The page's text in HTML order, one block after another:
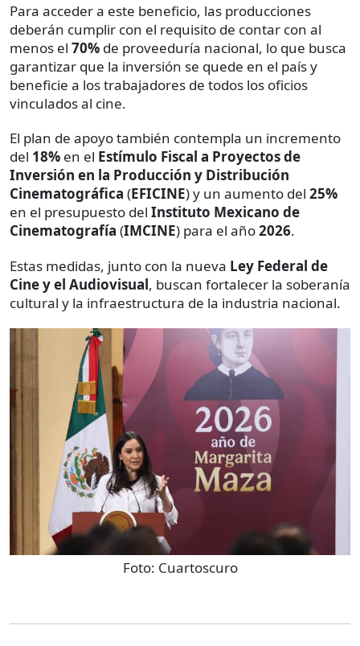
Para acceder a este beneficio, las producciones
deberán cumplir con el requisito de contar con al
menos el 70% de proveeduría nacional, lo que busca
garantizar que la inversión se quede en el país y
beneficie a los trabajadores de todos los oficios
vinculados al cine.
El plan de apoyo también contempla un incremento
del 18% en el Estímulo Fiscal a Proyectos de
Inversión en la Producción y Distribución
Cinematográfica (EFICINE) y un aumento del 25%
en el presupuesto del Instituto Mexicano de
Cinematografía (IMCINE) para el año2026.
Estas medidas, junto con la nueva Ley Federal de
Cine y el Audiovisual, buscan fortalecer la soberanía
cultural y la infraestructura de la industria nacional.
Foto: Cuartoscuro